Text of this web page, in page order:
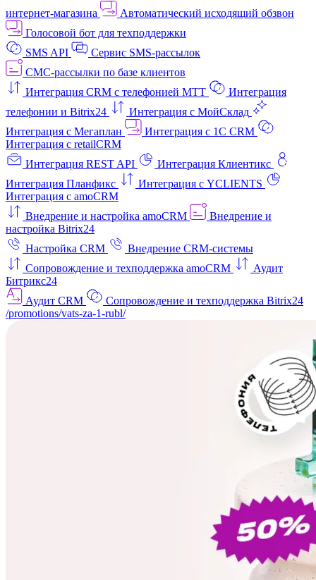
интернет‑магазина
Автоматический исходящий обзвон
Голосовой бот для техподдержки
SMS API
Сервис SMS-рассылок
СМС-рассылки по базе клиентов
Интеграция CRM с телефонией МТТ
Интеграция
телефонии и Bitrix24
Интеграция с МойСклад
Интеграция с Мегаплан
Интеграция с 1C CRM
Интеграция с retailCRM
Интеграция REST API
Интеграция Клиентикс
Интеграция Планфикс
Интеграция с YCLIENTS
Интеграция с amoCRM
Внедрение и настройка amoCRM
Внедрение и
настройка Bitrix24
Настройка CRM
Внедрение CRM-системы
Сопровождение и техподдержка amoCRM
Аудит
Битрикс24
Аудит CRM
Сопровождение и техподдержка Bitrix24
/promotions/vats-za-1-rubl/